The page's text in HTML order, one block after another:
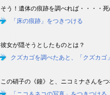
そう！遺体の痕跡を調べれば・・・・
「床の痕跡」をつきつける
彼女が隠そうとしたものとは？
クズカゴを調べたあと、「クズカゴ
この硝子の《鐘》と、ニコミナさんを